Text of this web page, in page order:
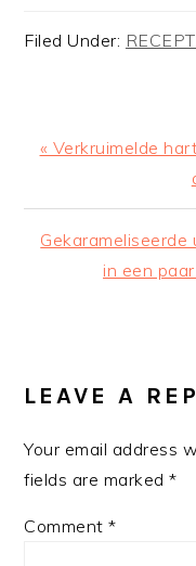
Filed Under:
Previous
« Verkruimelde
Next
Gekarameliseerde
in een
LEAVE A
Your email address
fields are marked*
Comment*